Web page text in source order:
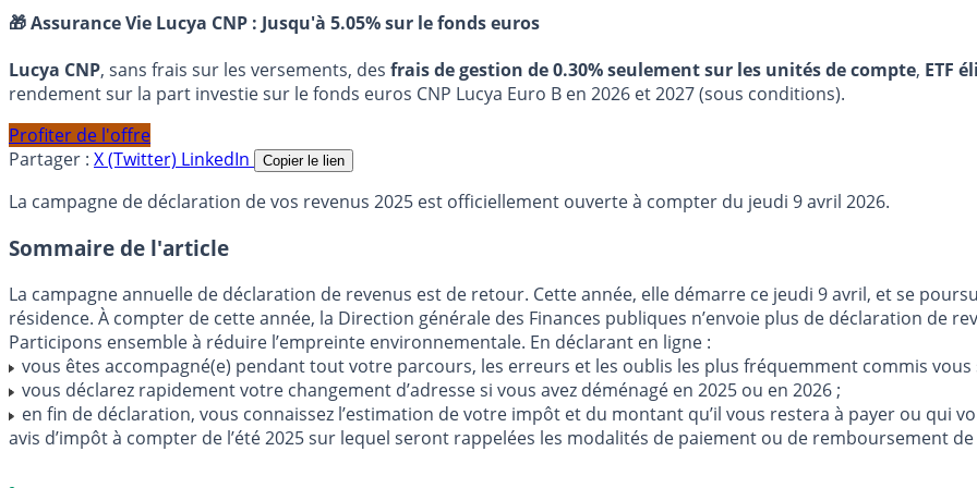
🎁 Assurance Vie Lucya CNP : Jusqu'à 5.05% sur le fonds euros
Lucya CNP, sans frais sur les versements, des frais de gestion de 0.30% seulement sur les unités de compte, ETF
rendement sur la part investie sur le fonds euros CNP Lucya Euro B en 2026 et 2027 (sous conditions).
Profiter de l'offre
Partager : X (Twitter) LinkedIn Copier le lien
La campagne de déclaration de vos revenus 2025 est officiellement ouverte à compter du jeudi 9 avril 2026.
Sommaire de l'article
La campagne annuelle de déclaration de revenus est de retour. Cette année, elle démarre ce jeudi 9 avril, et se
résidence. À compter de cette année, la Direction générale des Finances publiques n’envoie plus de déclaration de
Participons ensemble à réduire l’empreinte environnementale. En déclarant en ligne :
vous êtes accompagné(e) pendant tout votre parcours, les erreurs et les oublis les plus fréquemment commis
vous déclarez rapidement votre changement d’adresse si vous avez déménagé en 2025 ou en 2026 ;
en fin de déclaration, vous connaissez l’estimation de votre impôt et du montant qu’il vous restera à payer ou qui
avis d’impôt à compter de l’été 2025 sur lequel seront rappelées les modalités de paiement ou de remboursement